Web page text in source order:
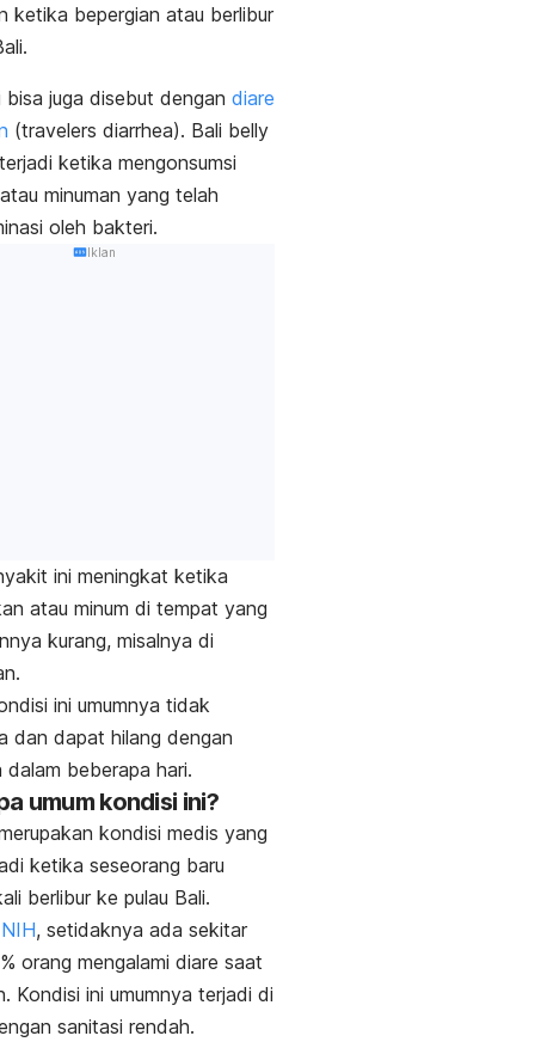
ketika bepergian atau berlibur
bisa juga disebut dengan diare
(travelers diarrhea). Bali belly
ketika mengonsumsi
minuman yang telah
oleh bakteri.
Iklan
ini meningkat ketika
atau minum di tempat yang
kurang, misalnya di
ini umumnya tidak
dan dapat hilang dengan
dalam beberapa hari.
umum kondisi ini?
kondisi medis yang
ketika seseorang baru
berlibur ke pulau Bali.
NIH, setidaknya ada sekitar
orang mengalami diare saat
Kondisi ini umumnya terjadi di
sanitasi rendah.